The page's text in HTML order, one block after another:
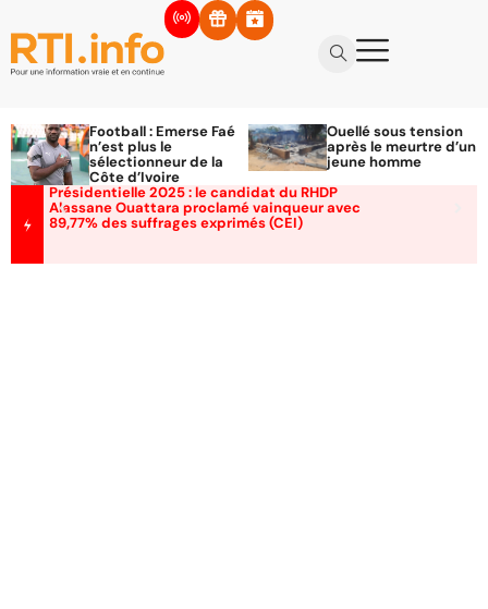
Football : Emerse Faé
n’est plus le
sélectionneur de la
Côte d’Ivoire
Ouellé sous tension
après le meurtre d’un
jeune homme
Présidentielle 2025 : le candidat du RHDP
Alassane Ouattara proclamé vainqueur avec
89,77% des suffrages exprimés (CEI)